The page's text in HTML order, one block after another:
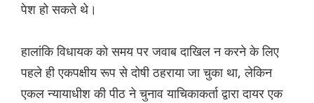
पेश हो सकते थे।
हालांकि विधायक को समय पर जवाब दाखिल न करने के लिए
पहले ही एकपक्षीय रूप से दोषी ठहराया जा चुका था, लेकिन
एकल न्यायाधीश की पीठ ने चुनाव याचिकाकर्ता द्वारा दायर एक